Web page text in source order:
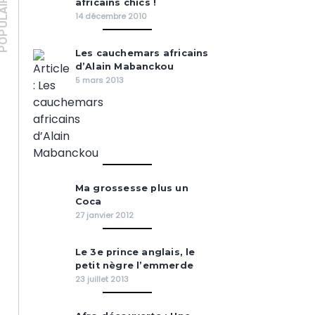
africains chics !
14 décembre 2010
Les cauchemars africains
d’Alain Mabanckou
5 mars 2013
Ma grossesse plus un
Coca
27 janvier 2012
Le 3e prince anglais, le
petit nègre l’emmerde
23 juillet 2013